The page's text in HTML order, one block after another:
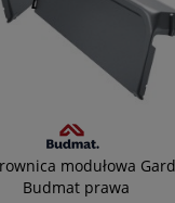
modułowa
Budmat prawa